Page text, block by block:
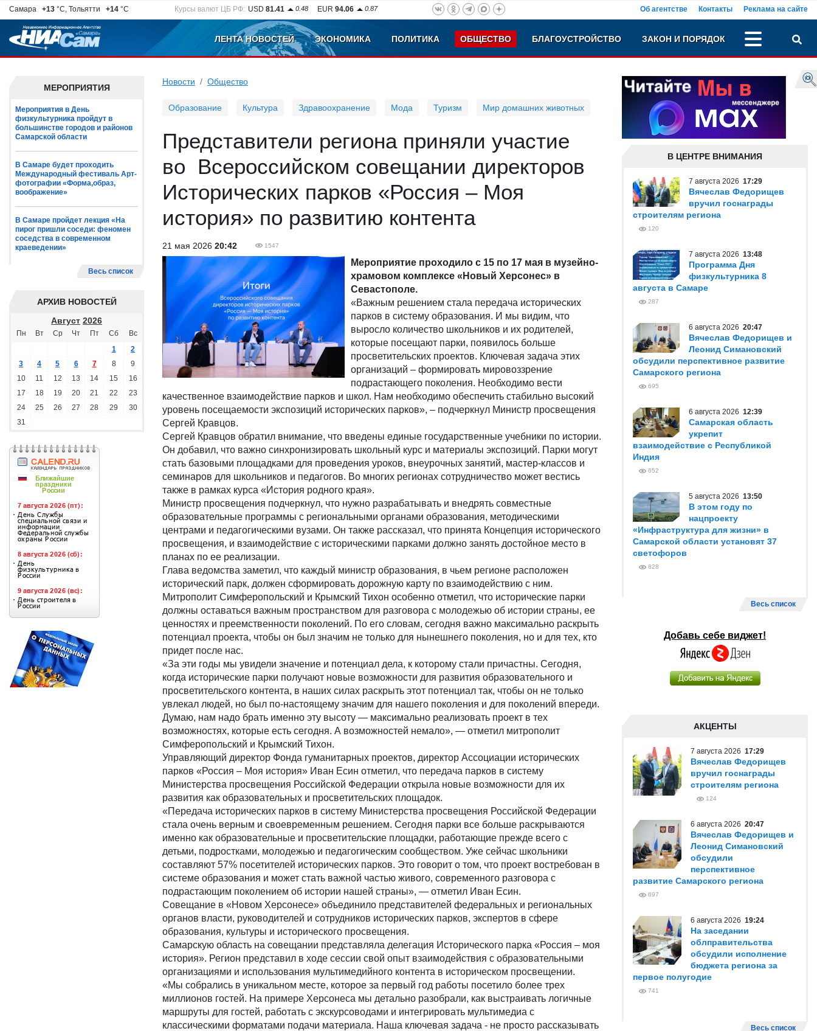
Самара +13 °C, Тольятти +14 °C Курсы валют ЦБ РФ: USD 81.41 0.48 EUR 94.06 0.87 Об агентстве Контакты Реклама на сайте
ЛЕНТА НОВОСТЕЙ ЭКОНОМИКА ПОЛИТИКА ОБЩЕСТВО БЛАГОУСТРОЙСТВО ЗАКОН И ПОРЯДОК
МЕРОПРИЯТИЯ
Мероприятия в День
физкультурника пройдут в
большинстве городов и районов
Самарской области
В Самаре будет проходить
Международный фестиваль Арт-
фотографии «Форма,образ,
воображение»
В Самаре пройдет лекция «На
пирог пришли соседи: феномен
соседства в современном
краеведении»
Весь список
АРХИВ НОВОСТЕЙ
Август 2026
Пн Вт Ср Чт Пт Сб
Вс
1
2
3
4 5 6 7 8
9
10
11 12 13 14 15
16
17
18 19 20 21 22
23
24
25 26 27 28 29
30
31
Новости Общество
Образование Культура Здравоохранение Мода Туризм Мир домашних животных
Представители региона приняли участие
во Всероссийском совещании директоров
Исторических парков «Россия – Моя
история» по развитию контента
21 мая 2026 20:42 1547
Мероприятие проходило с 15 по 17 мая в музейно-
храмовом комплексе «Новый Херсонес» в
Севастополе.
«Важным решением стала передача исторических
парков в систему образования. И мы видим, что
выросло количество школьников и их родителей,
которые посещают парки, появилось больше
просветительских проектов. Ключевая задача этих
организаций – формировать мировоззрение
подрастающего поколения. Необходимо вести
качественное взаимодействие парков и школ. Нам необходимо обеспечить стабильно высокий
уровень посещаемости экспозиций исторических парков», – подчеркнул Министр просвещения
Сергей Кравцов.
Сергей Кравцов обратил внимание, что введены единые государственные учебники по истории.
Он добавил, что важно синхронизировать школьный курс и материалы экспозиций. Парки могут
стать базовыми площадками для проведения уроков, внеурочных занятий, мастер-классов и
семинаров для школьников и педагогов. Во многих регионах сотрудничество может вестись
также в рамках курса «История родного края».
Министр просвещения подчеркнул, что нужно разрабатывать и внедрять совместные
образовательные программы с региональными органами образования, методическими
центрами и педагогическими вузами. Он также рассказал, что принята Концепция исторического
просвещения, и взаимодействие с историческими парками должно занять достойное место в
планах по ее реализации.
Глава ведомства заметил, что каждый министр образования, в чьем регионе расположен
исторический парк, должен сформировать дорожную карту по взаимодействию с ним.
Митрополит Симферопольский и Крымский Тихон особенно отметил, что исторические парки
должны оставаться важным пространством для разговора с молодежью об истории страны, ее
ценностях и преемственности поколений. По его словам, сегодня важно максимально раскрыть
потенциал проекта, чтобы он был значим не только для нынешнего поколения, но и для тех, кто
придет после нас.
«За эти годы мы увидели значение и потенциал дела, к которому стали причастны. Сегодня,
когда исторические парки получают новые возможности для развития образовательного и
просветительского контента, в наших силах раскрыть этот потенциал так, чтобы он не только
увлекал людей, но был по-настоящему значим для нашего поколения и для поколений впереди.
Думаю, нам надо брать именно эту высоту — максимально реализовать проект в тех
возможностях, которые есть сегодня. А возможностей немало», — отметил митрополит
Симферопольский и Крымский Тихон.
Управляющий директор Фонда гуманитарных проектов, директор Ассоциации исторических
парков «Россия – Моя история» Иван Есин отметил, что передача парков в систему
Министерства просвещения Российской Федерации открыла новые возможности для их
развития как образовательных и просветительских площадок.
«Передача исторических парков в систему Министерства просвещения Российской Федерации
стала очень верным и своевременным решением. Сегодня парки все больше раскрываются
именно как образовательные и просветительские площадки, работающие прежде всего с
детьми, подростками, молодежью и педагогическим сообществом. Уже сейчас школьники
составляют 57% посетителей исторических парков. Это говорит о том, что проект востребован в
системе образования и может стать важной частью живого, современного разговора с
подрастающим поколением об истории нашей страны», — отметил Иван Есин.
Совещание в «Новом Херсонесе» объединило представителей федеральных и региональных
органов власти, руководителей и сотрудников исторических парков, экспертов в сфере
образования, культуры и исторического просвещения.
Самарскую область на совещании представляла делегация Исторического парка «Россия – моя
история». Регион представил в ходе сессии свой опыт взаимодействия с образовательными
организациями и использования мультимедийного контента в историческом просвещении.
«Мы собрались в уникальном месте, которое за первый год работы посетило более трех
миллионов гостей. На примере Херсонеса мы детально разобрали, как выстраивать логичные
маршруты для гостей, работать с экскурсоводами и интегрировать мультимедиа с
классическими форматами подачи материала. Наша ключевая задача - не просто рассказывать
В ЦЕНТРЕ ВНИМАНИЯ
7 августа 2026 17:29
Вячеслав Федорищев
вручил госнаграды
строителям региона
120
7 августа 2026 13:48
Программа Дня
физкультурника 8
августа в Самаре
287
6 августа 2026 20:47
Вячеслав Федорищев и
Леонид Симановский
обсудили перспективное развитие
Самарского региона
695
6 августа 2026 12:39
Самарская область
укрепит
взаимодействие с Республикой
Индия
652
5 августа 2026 13:50
В этом году по
нацпроекту
«Инфраструктура для жизни» в
Самарской области установят 37
светофоров
828
Весь список
Добавь себе виджет!
АКЦЕНТЫ
7 августа 2026 17:29
Вячеслав Федорищев
вручил госнаграды
строителям региона
124
6 августа 2026 20:47
Вячеслав Федорищев и
Леонид Симановский
обсудили
перспективное
развитие Самарского региона
697
6 августа 2026 19:24
На заседании
облправительства
обсудили исполнение
бюджета региона за
первое полугодие
741
Весь список